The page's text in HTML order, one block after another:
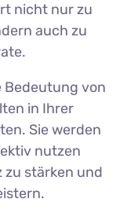
nicht nur zu
auch zu
Bedeutung von
in Ihrer
Sie werden
nutzen
zu stärken und